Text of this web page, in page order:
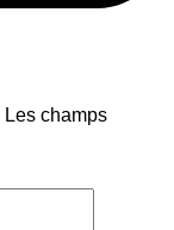
Les champs